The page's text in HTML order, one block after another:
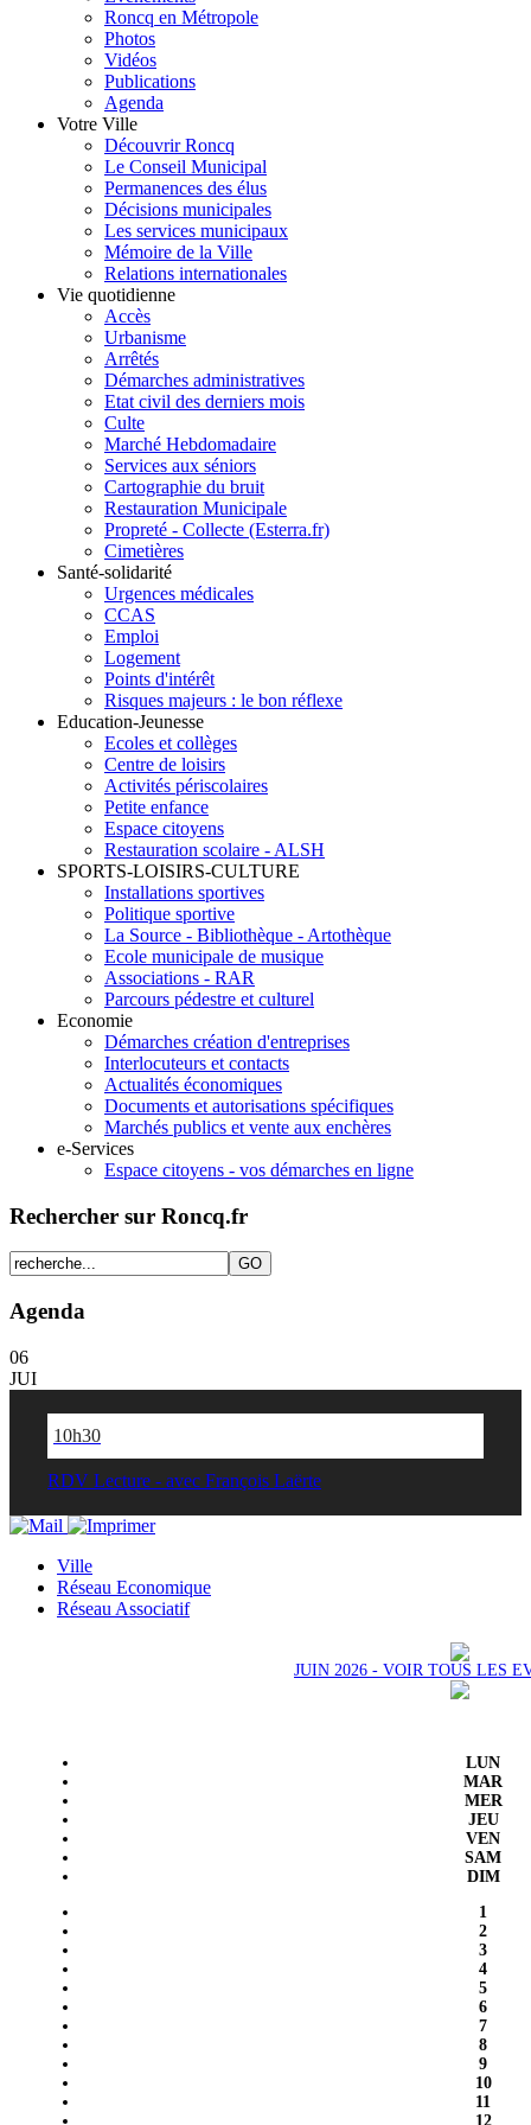
Roncq en Métropole
Photos
Vidéos
Publications
Agenda
Votre Ville
Découvrir Roncq
Le Conseil Municipal
Permanences des élus
Décisions municipales
Les services municipaux
Mémoire de la Ville
Relations internationales
Vie quotidienne
Accès
Urbanisme
Arrêtés
Démarches administratives
Etat civil des derniers mois
Culte
Marché Hebdomadaire
Services aux séniors
Cartographie du bruit
Restauration Municipale
Propreté - Collecte (Esterra.fr)
Cimetières
Santé-solidarité
Urgences médicales
CCAS
Emploi
Logement
Points d'intérêt
Risques majeurs : le bon réflexe
Education-Jeunesse
Ecoles et collèges
Centre de loisirs
Activités périscolaires
Petite enfance
Espace citoyens
Restauration scolaire - ALSH
SPORTS-LOISIRS-CULTURE
Installations sportives
Politique sportive
La Source - Bibliothèque - Artothèque
Ecole municipale de musique
Associations - RAR
Parcours pédestre et culturel
Economie
Démarches création d'entreprises
Interlocuteurs et contacts
Actualités économiques
Documents et autorisations spécifiques
Marchés publics et vente aux enchères
e-Services
Espace citoyens - vos démarches en ligne
Rechercher sur Roncq.fr
Agenda
06
JUI
10h30
RDV Lecture - avec François Laërte
Ville
Réseau Economique
Réseau Associatif
JUIN 2026 - VOIR TOUS LES
LUN
MAR
MER
JEU
VEN
SAM
DIM
1
2
3
4
5
6
7
8
9
10
11
12